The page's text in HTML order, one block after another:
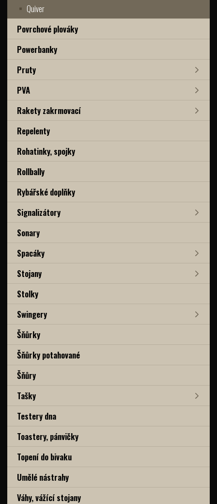
Quiver
Povrchové plováky
Powerbanky
Pruty
PVA
Rakety zakrmovací
Repelenty
Rohatinky, spojky
Rollbally
Rybářské doplňky
Signalizátory
Sonary
Spacáky
Stojany
Stolky
Swingery
Šňůrky
Šňůrky potahované
Šňůry
Tašky
Testery dna
Toastery, pánvičky
Topení do bivaku
Umělé nástrahy
Váhy, vážící stojany